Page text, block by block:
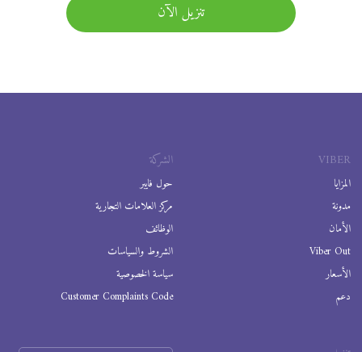
تنزيل الآن
VIBER
المزايا
مدونة
الأمان
Viber Out
الأسعار
دعم
الشركة
حول فايبر
مركز العلامات التجارية
الوظائف
الشروط والسياسات
سياسة الخصوصية
Customer Complaints Code